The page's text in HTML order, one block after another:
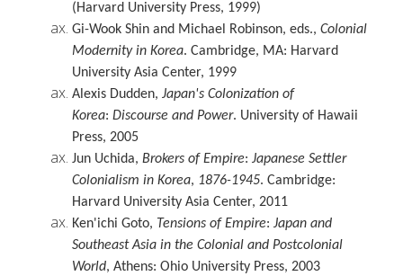
(Harvard University Press, 1999)
Gi-Wook Shin and Michael Robinson, eds., Colonial
Modernity in Korea. Cambridge, MA: Harvard
University Asia Center, 1999
Alexis Dudden, Japan's Colonization of
Korea: Discourse and Power. University of Hawaii
Press, 2005
Jun Uchida, Brokers of Empire: Japanese Settler
Colonialism in Korea, 1876-1945. Cambridge:
Harvard University Asia Center, 2011
Ken'ichi Goto, Tensions of Empire: Japan and
Southeast Asia in the Colonial and Postcolonial
World, Athens: Ohio University Press, 2003